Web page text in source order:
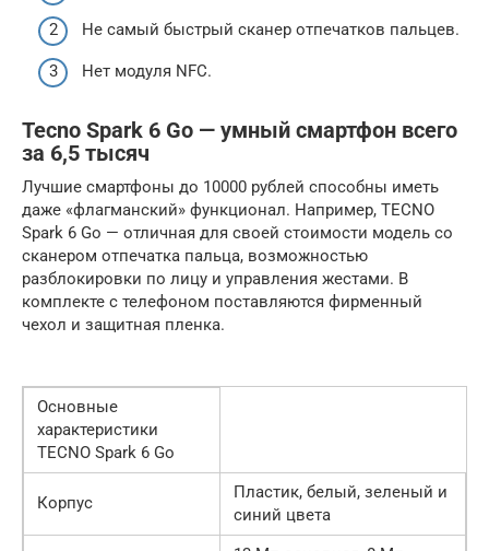
Не самый быстрый сканер отпечатков пальцев.
Нет модуля NFC.
Tecno Spark 6 Go — умный смартфон всего
за 6,5 тысяч
Лучшие смартфоны до 10000 рублей способны иметь
даже «флагманский» функционал. Например, TECNO
Spark 6 Go — отличная для своей стоимости модель со
сканером отпечатка пальца, возможностью
разблокировки по лицу и управления жестами. В
комплекте с телефоном поставляются фирменный
чехол и защитная пленка.
Основные
характеристики
TECNO Spark 6 Go
Корпус
Пластик, белый, зеленый и
синий цвета